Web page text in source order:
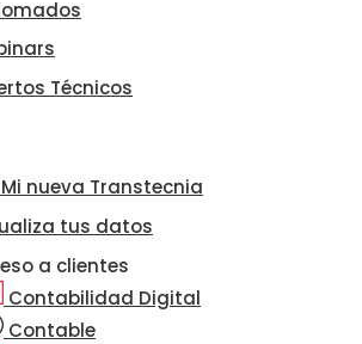
Técnicos
nueva Transtecnia
tus datos
a clientes
Contabilidad Digital
Contable